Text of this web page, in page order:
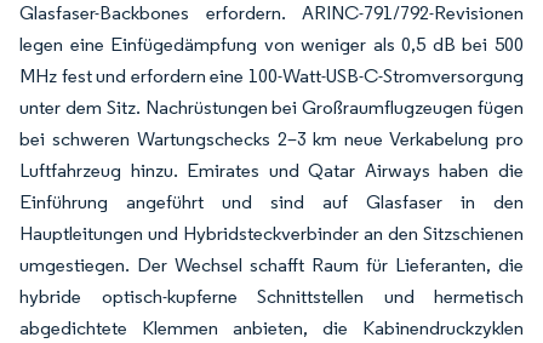
Glasfaser-Backbones erfordern. ARINC-791/792-Revisionen
legen eine Einfügedämpfung von weniger als 0,5 dB bei 500
MHz fest und erfordern eine 100-Watt-USB-C-Stromversorgung
unter dem Sitz. Nachrüstungen bei Großraumflugzeugen fügen
bei schweren Wartungschecks 2–3 km neue Verkabelung pro
Luftfahrzeug hinzu. Emirates und Qatar Airways haben die
Einführung angeführt und sind auf Glasfaser in den
Hauptleitungen und Hybridsteckverbinder an den Sitzschienen
umgestiegen. Der Wechsel schafft Raum für Lieferanten, die
hybride optisch-kupferne Schnittstellen und hermetisch
abgedichtete Klemmen anbieten, die Kabinendruckzyklen